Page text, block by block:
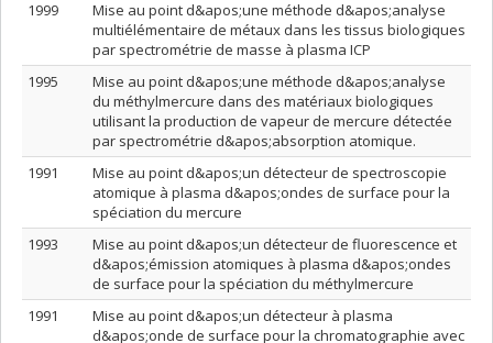
1999
Mise au point d&apos;une méthode d&apos;analyse
multiélémentaire de métaux dans les tissus biologiques
par spectrométrie de masse à plasma ICP
1995
Mise au point d&apos;une méthode d&apos;analyse
du méthylmercure dans des matériaux biologiques
utilisant la production de vapeur de mercure détectée
par spectrométrie d&apos;absorption atomique.
1991
Mise au point d&apos;un détecteur de spectroscopie
atomique à plasma d&apos;ondes de surface pour la
spéciation du mercure
1993
Mise au point d&apos;un détecteur de fluorescence et
d&apos;émission atomiques à plasma d&apos;ondes
de surface pour la spéciation du méthylmercure
1991
Mise au point d&apos;un détecteur à plasma
d&apos;onde de surface pour la chromatographie avec